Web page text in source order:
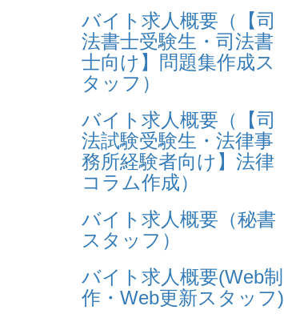
バイト求人概要（【司
法書士受験生・司法書
士向け】問題集作成ス
タッフ）
バイト求人概要（【司
法試験受験生・法律事
務所経験者向け】法律
コラム作成）
バイト求人概要（秘書
スタッフ）
バイト求人概要(Web制
作・Web更新スタッフ)